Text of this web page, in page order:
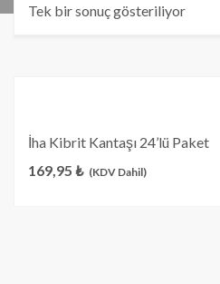
Tek bir sonuç gösteriliyor
İha Kibrit Kantaşı 24’lü Paket
169,95 ₺ (KDV Dahil)